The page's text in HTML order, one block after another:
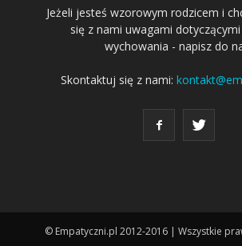
Jeżeli jesteś wzorowym rodzicem i
się z nami uwagami
wychowania - napisz do
Skontaktuj się z nami:
© Empatyczni.pl 2012-2016 | Wszystkie